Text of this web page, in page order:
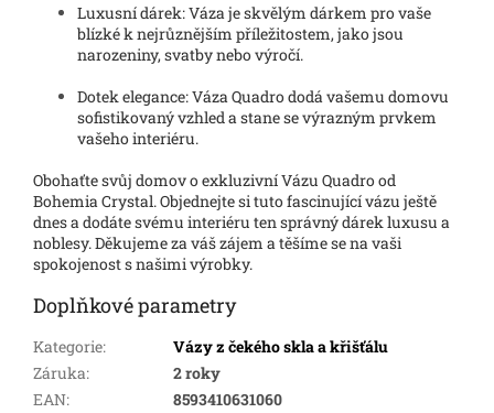
Luxusní dárek: Váza je skvělým dárkem pro vaše
blízké k nejrůznějším příležitostem, jako jsou
narozeniny, svatby nebo výročí.
Dotek elegance: Váza Quadro dodá vašemu domovu
sofistikovaný vzhled a stane se výrazným prvkem
vašeho interiéru.
Obohaťte svůj domov o exkluzivní Vázu Quadro od
Bohemia Crystal. Objednejte si tuto fascinující vázu ještě
dnes a dodáte svému interiéru ten správný dárek luxusu a
noblesy. Děkujeme za váš zájem a těšíme se na vaši
spokojenost s našimi výrobky.
Doplňkové parametry
Kategorie:
Vázy z čekého skla a křišťálu
Záruka:
2 roky
EAN:
8593410631060